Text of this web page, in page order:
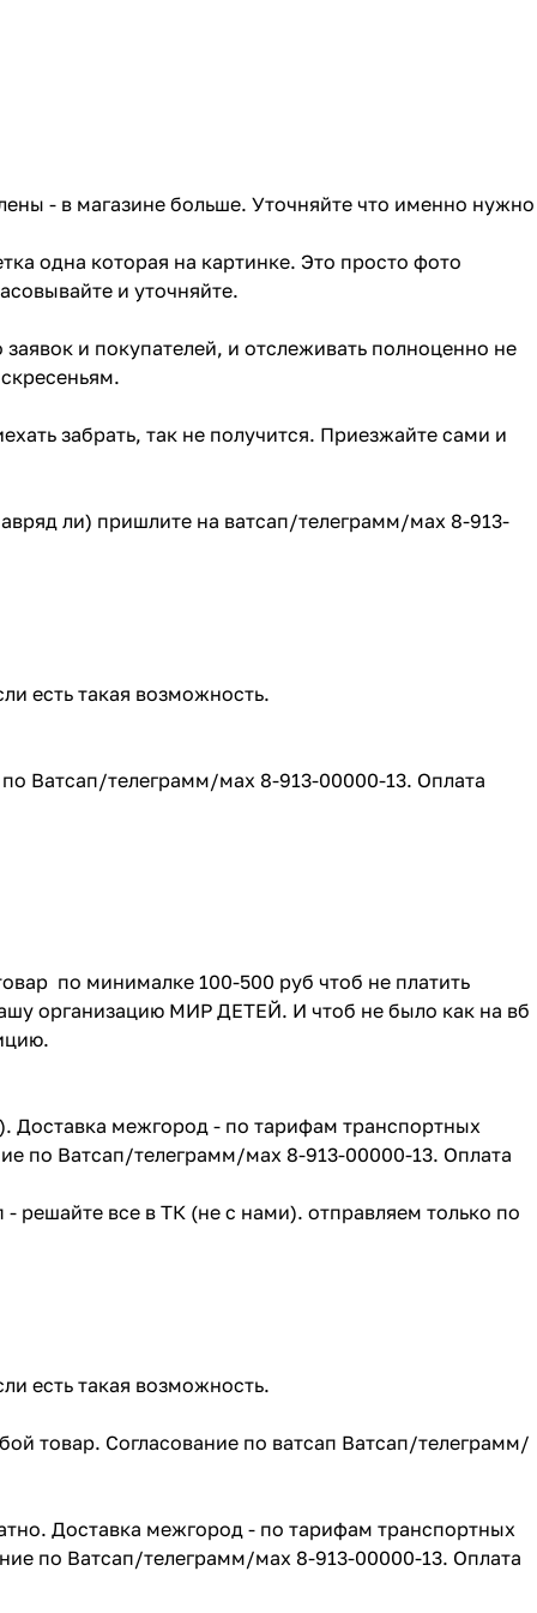
- в магазине больше. Уточняйте что именно нужно
одна которая на картинке. Это просто фото
и уточняйте.
и покупателей, и отслеживать полноценно не
забрать, так не получится. Приезжайте сами и
ли) пришлите на ватсап/телеграмм/мах 8-913-
есть такая возможность.
Ватсап/телеграмм/мах 8-913-00000-13. Оплата
по минималке 100-500 руб чтоб не платить
организацию МИР ДЕТЕЙ. И чтоб не было как на вб
Доставка межгород - по тарифам транспортных
по Ватсап/телеграмм/мах 8-913-00000-13. Оплата
решайте все в ТК (не с нами). отправляем только по
есть такая возможность.
товар. Согласование по ватсап Ватсап/телеграмм/
Доставка межгород - по тарифам транспортных
по Ватсап/телеграмм/мах 8-913-00000-13. Оплата